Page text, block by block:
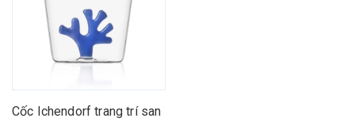
Cốc Ichendorf trang trí san